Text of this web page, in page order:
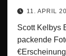
11. APRIL
Scott Kelbys
packende